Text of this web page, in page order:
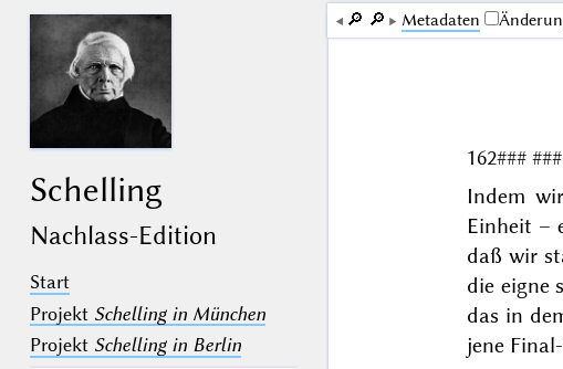
Schelling
Nachlass-Edition
Start
Projekt Schelling in München
Projekt Schelling in Berlin
🔎︎ 🔎︎ Me­ta­da­ten
162### ###
Indem
Einheit –
daß wir
die eigne
das in
jene